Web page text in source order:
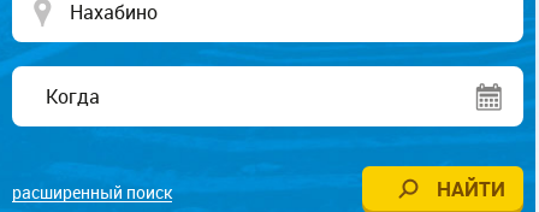
расширенный поиск